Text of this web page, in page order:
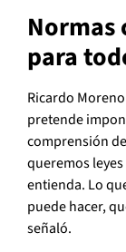
Normas
para
Ricardo
pretende
comprensión
queremos
entienda. Lo
puede hacer,
señaló.